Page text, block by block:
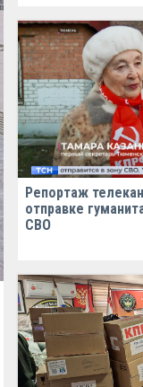
Репортаж
отправке
СВО